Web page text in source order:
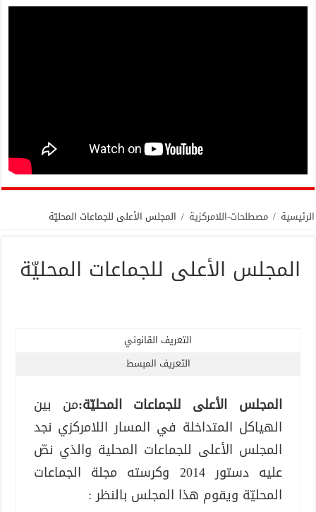
الرئيسية / مصطلحات-اللامركزية / المجلس الأعلى للجماعات المحليّة
المجلس الأعلى للجماعات المحليّة
التعريف القانوني
التعريف المبسط
المجلس الأعلى للجماعات المحليّة:من بين
الهياكل المتداخلة في المسار اللامركزي نجد
المجلس الأعلى للجماعات المحلية والذي نصّ
عليه دستور 2014 وكرسته مجلة الجماعات
المحليّة ويقوم هذا المجلس بالنظر :